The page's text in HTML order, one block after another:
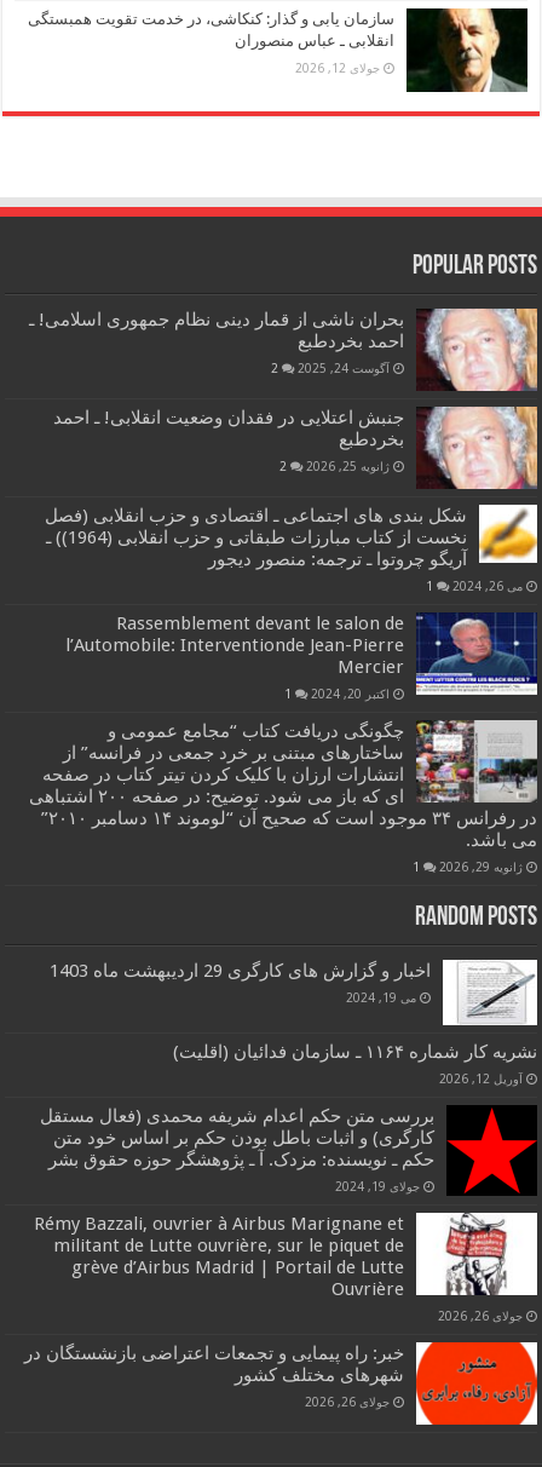
سازمان یابی و گذار: کنکاشی، در خدمت تقویت همبستگی
انقلابی ـ عباس منصوران
جولای 12, 2026
Popular Posts
بحران ناشی از قمار دینی نظام جمهوری اسلامی! ـ
احمد بخردطبع
آگوست 24, 2025 2
جنبش اعتلایی در فقدان وضعیت انقلابی! ـ احمد
بخردطبع
ژانویه 25, 2026 2
شکل بندی های اجتماعی ـ اقتصادی و حزب انقلابی (فصل
نخست از کتاب مبارزات طبقاتی و حزب انقلابی (1964)) ـ
آریگو چروتوا ـ ترجمه: منصور دیجور
می 26, 2024 1
Rassemblement devant le salon de
l’Automobile: Interventionde Jean-Pierre
Mercier
اکتبر 20, 2024 1
چگونگی دریافت کتاب “مجامع عمومی و
ساختارهای مبتنی بر خرد جمعی در فرانسه” از
انتشارات ارزان با کلیک کردن تیتر کتاب در صفحه
ای که باز می شود. توضیح: در صفحه ۲۰۰ اشتباهی
در رفرانس ۳۴ موجود است که صحیح آن “لوموند ۱۴ دسامبر ۲۰۱۰”
می باشد.
ژانویه 29, 2026 1
Random Posts
اخبار و گزارش های کارگری 29 اردیبهشت ماه 1403
می 19, 2024
نشریه کار شماره ۱۱۶۴ ـ سازمان فدائیان (اقلیت)
آوریل 12, 2026
بررسی متن حکم اعدام شریفه محمدی (فعال مستقل
کارگری) و اثبات باطل بودن حکم بر اساس خود متن
حکم ـ نویسنده: مزدک. آ ـ پژوهشگر حوزه حقوق بشر
جولای 19, 2024
Rémy Bazzali, ouvrier à Airbus Marignane et
militant de Lutte ouvrière, sur le piquet de
grève d’Airbus Madrid | Portail de Lutte
Ouvrière
جولای 26, 2026
خبر: راه پیمایی و تجمعات اعتراضی بازنشستگان در
شهرهای مختلف کشور
جولای 26, 2026